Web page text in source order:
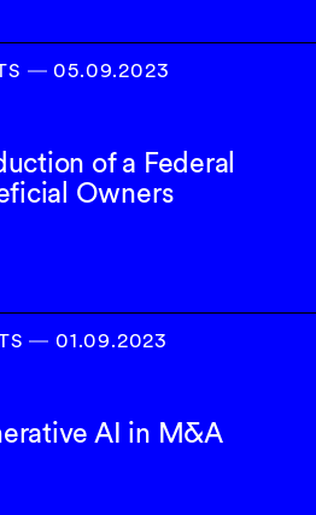
― 05.09.2023
of a Federal
Owners
― 01.09.2023
AI in M&A